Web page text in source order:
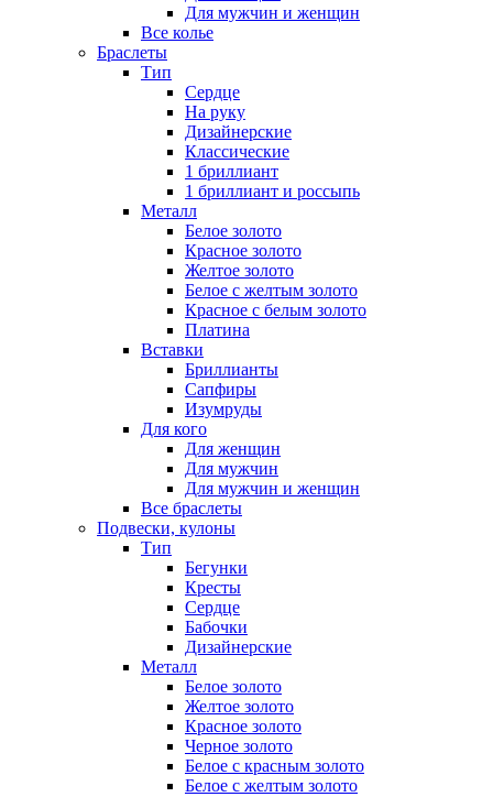
Для мужчин и женщин
Все колье
Браслеты
Тип
Сердце
На руку
Дизайнерские
Классические
1 бриллиант
1 бриллиант и россыпь
Металл
Белое золото
Красное золото
Желтое золото
Белое с желтым золото
Красное с белым золото
Платина
Вставки
Бриллианты
Сапфиры
Изумруды
Для кого
Для женщин
Для мужчин
Для мужчин и женщин
Все браслеты
Подвески, кулоны
Тип
Бегунки
Кресты
Сердце
Бабочки
Дизайнерские
Металл
Белое золото
Желтое золото
Красное золото
Черное золото
Белое с красным золото
Белое с желтым золото